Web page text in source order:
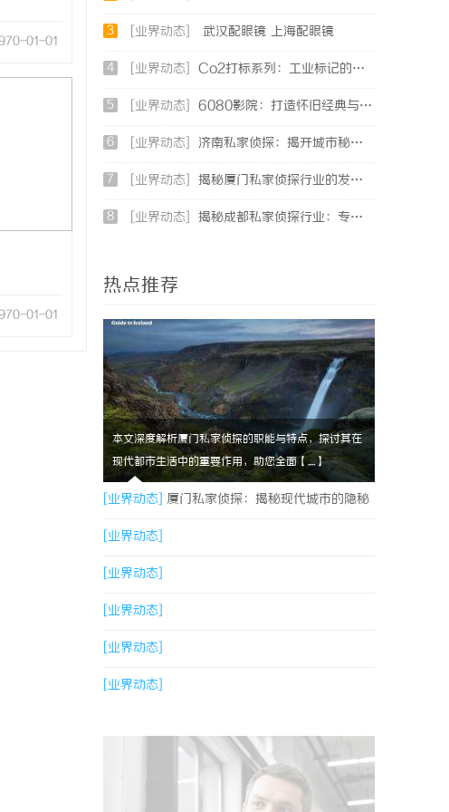
01-01
01-01
3 [业界动态] 武汉配眼镜 上海配眼镜
4 [业界动态] Co2打标系列：工业标记的新动能
5 [业界动态] 6080影院：打造怀旧经典与现代影视的完美观影天堂
6 [业界动态] 济南私家侦探：揭开城市秘密的专业侦查服务
7 [业界动态] 揭秘厦门私家侦探行业的发展与服务特色详解
8 [业界动态] 揭秘成都私家侦探行业：专业服务助力城市安宁
热点推荐
本文深度解析厦门私家侦探的职能与特点，探讨其在
现代都市生活中的重要作用，助您全面【....】
[业界动态] 厦门私家侦探：揭秘现代城市的隐秘
守护者
[业界动态]
[业界动态]
[业界动态]
[业界动态]
[业界动态]